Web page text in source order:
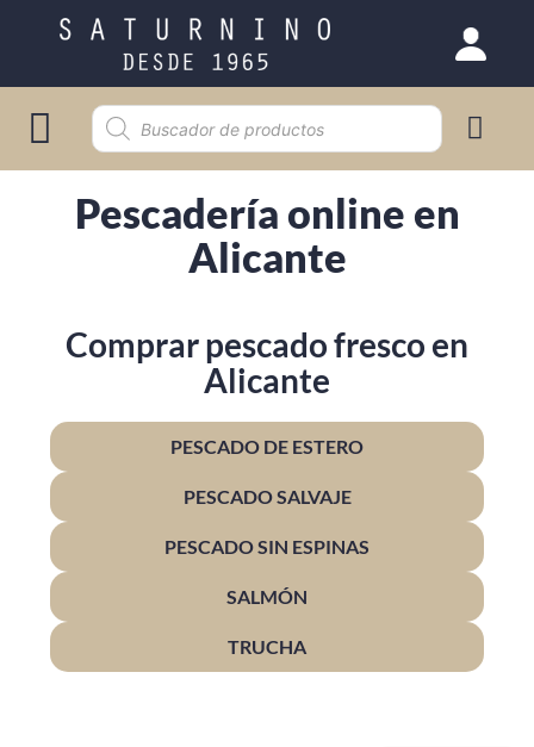
Pescadería online en
Alicante
Comprar pescado fresco en
Alicante
PESCADO DE ESTERO
PESCADO SALVAJE
PESCADO SIN ESPINAS
SALMÓN
TRUCHA